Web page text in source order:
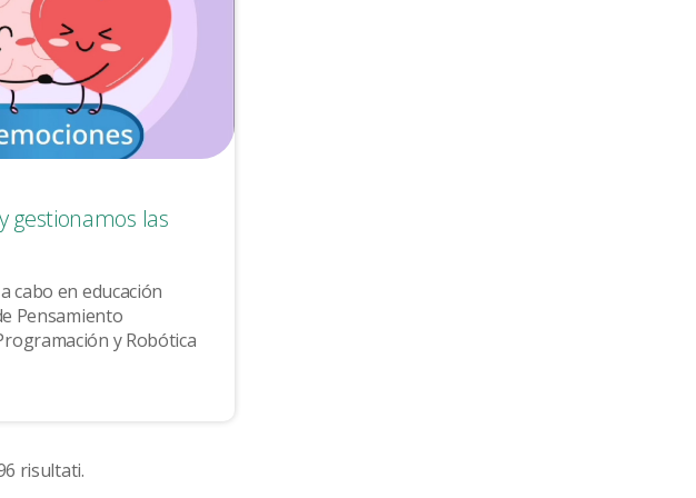
gestionamos las
cabo en educación
Pensamiento
y Robótica
risultati.